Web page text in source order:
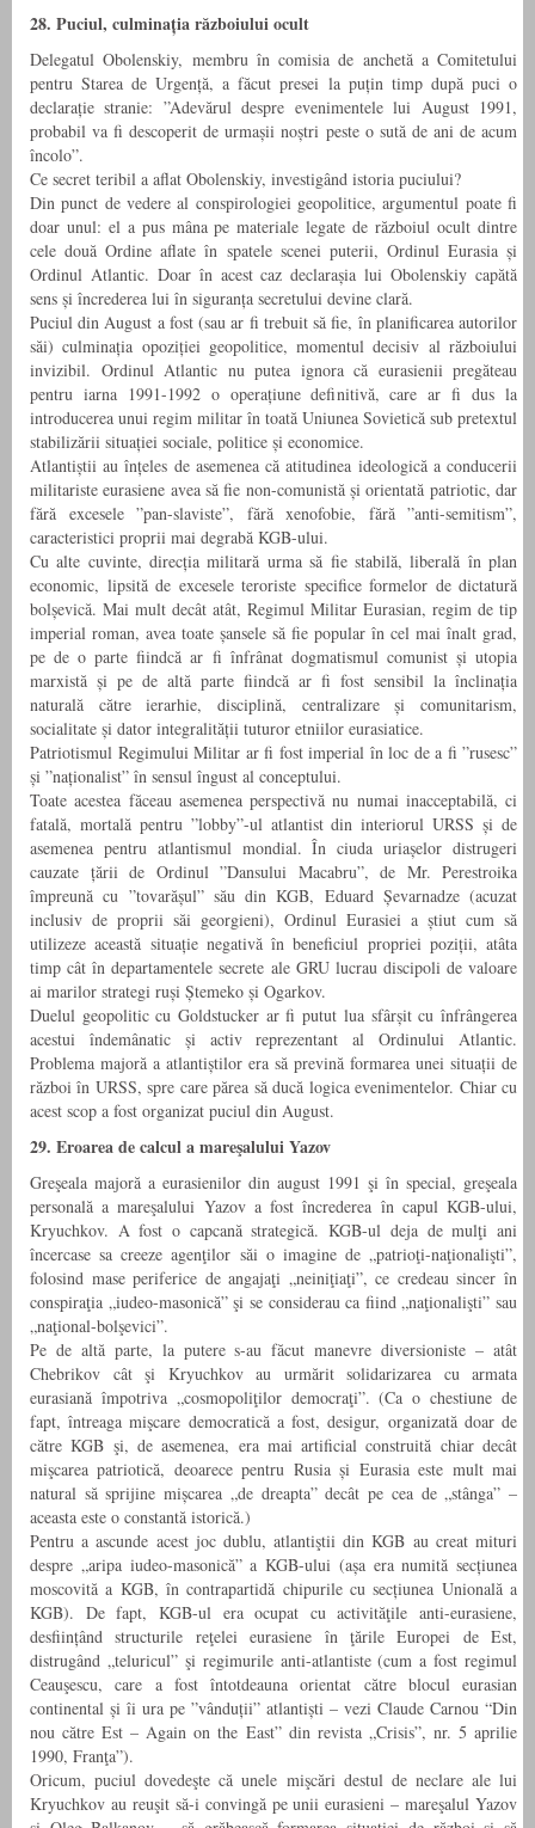
28. Puciul, culminația războiului ocult
Delegatul Obolenskiy, membru în comisia de anchetă a Comitetului
pentru Starea de Urgență, a făcut presei la puțin timp după puci o
declarație stranie: ”Adevărul despre evenimentele lui August 1991,
probabil va fi descoperit de urmașii noștri peste o sută de ani de acum
încolo”.
Ce secret teribil a aflat Obolenskiy, investigând istoria puciului?
Din punct de vedere al conspirologiei geopolitice, argumentul poate fi
doar unul: el a pus mâna pe materiale legate de războiul ocult dintre
cele două Ordine aflate în spatele scenei puterii, Ordinul Eurasia și
Ordinul Atlantic. Doar în acest caz declarașia lui Obolenskiy capătă
sens și încrederea lui în siguranța secretului devine clară.
Puciul din August a fost (sau ar fi trebuit să fie, în planificarea autorilor
săi) culminația opoziției geopolitice, momentul decisiv al războiului
invizibil. Ordinul Atlantic nu putea ignora că eurasienii pregăteau
pentru iarna 1991-1992 o operațiune definitivă, care ar fi dus la
introducerea unui regim militar în toată Uniunea Sovietică sub pretextul
stabilizării situației sociale, politice și economice.
Atlantiștii au înțeles de asemenea că atitudinea ideologică a conducerii
militariste eurasiene avea să fie non-comunistă și orientată patriotic, dar
fără excesele ”pan-slaviste”, fără xenofobie, fără ”anti-semitism”,
caracteristici proprii mai degrabă KGB-ului.
Cu alte cuvinte, direcția militară urma să fie stabilă, liberală în plan
economic, lipsită de excesele teroriste specifice formelor de dictatură
bolșevică. Mai mult decât atât, Regimul Militar Eurasian, regim de tip
imperial roman, avea toate șansele să fie popular în cel mai înalt grad,
pe de o parte fiindcă ar fi înfrânat dogmatismul comunist și utopia
marxistă și pe de altă parte fiindcă ar fi fost sensibil la înclinația
naturală către ierarhie, disciplină, centralizare și comunitarism,
socialitate și dator integralității tuturor etniilor eurasiatice.
Patriotismul Regimului Militar ar fi fost imperial în loc de a fi ”rusesc”
și ”naționalist” în sensul îngust al conceptului.
Toate acestea făceau asemenea perspectivă nu numai inacceptabilă, ci
fatală, mortală pentru ”lobby”-ul atlantist din interiorul URSS și de
asemenea pentru atlantismul mondial. În ciuda uriașelor distrugeri
cauzate țării de Ordinul ”Dansului Macabru”, de Mr. Perestroika
împreună cu ”tovarășul” său din KGB, Eduard Șevarnadze (acuzat
inclusiv de proprii săi georgieni), Ordinul Eurasiei a știut cum să
utilizeze această situație negativă în beneficiul propriei poziții, atâta
timp cât în departamentele secrete ale GRU lucrau discipoli de valoare
ai marilor strategi ruși Ștemeko și Ogarkov.
Duelul geopolitic cu Goldstucker ar fi putut lua sfârșit cu înfrângerea
acestui îndemânatic și activ reprezentant al Ordinului Atlantic.
Problema majoră a atlantiștilor era să prevină formarea unei situații de
război în URSS, spre care părea să ducă logica evenimentelor. Chiar cu
acest scop a fost organizat puciul din August.
29. Eroarea de calcul a mareşalului Yazov
Greşeala majoră a eurasienilor din august 1991 şi în special, greşeala
personală a mareşalului Yazov a fost încrederea în capul KGB-ului,
Kryuchkov. A fost o capcană strategică. KGB-ul deja de mulţi ani
încercase sa creeze agenţilor săi o imagine de „patrioţi-naţionalişti”,
folosind mase periferice de angajaţi „neiniţiaţi”, ce credeau sincer în
conspiraţia „iudeo-masonică” şi se considerau ca fiind „naţionalişti” sau
„naţional-bolşevici”.
Pe de altă parte, la putere s-au făcut manevre diversioniste – atât
Chebrikov cât şi Kryuchkov au urmărit solidarizarea cu armata
eurasiană împotriva „cosmopoliţilor democraţi”. (Ca o chestiune de
fapt, întreaga mişcare democratică a fost, desigur, organizată doar de
către KGB şi, de asemenea, era mai artificial construită chiar decât
mişcarea patriotică, deoarece pentru Rusia și Eurasia este mult mai
natural să sprijine mișcarea „de dreapta” decât pe cea de „stânga” –
aceasta este o constantă istorică.)
Pentru a ascunde acest joc dublu, atlantiştii din KGB au creat mituri
despre „aripa iudeo-masonică” a KGB-ului (așa era numită secțiunea
moscovită a KGB, în contrapartidă chipurile cu secțiunea Unională a
KGB). De fapt, KGB-ul era ocupat cu activităţile anti-eurasiene,
desființând structurile reţelei eurasiene în ţările Europei de Est,
distrugând „teluricul” şi regimurile anti-atlantiste (cum a fost regimul
Ceauşescu, care a fost întotdeauna orientat către blocul eurasian
continental și îi ura pe ”vânduții” atlantiști – vezi Claude Carnou “Din
nou către Est – Again on the East” din revista „Crisis”, nr. 5 aprilie
1990, Franţa”).
Oricum, puciul dovedeşte că unele mişcări destul de neclare ale lui
Kryuchkov au reuşit să-i convingă pe unii eurasieni – mareşalul Yazov